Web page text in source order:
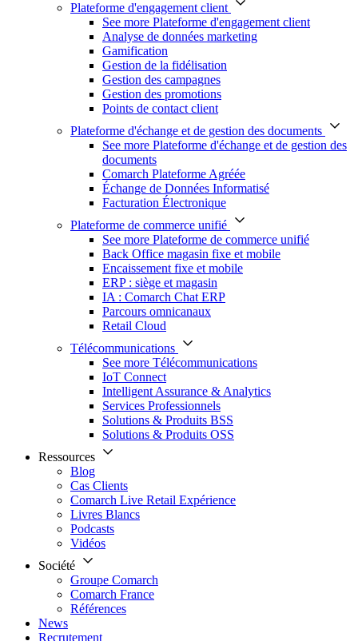
Plateforme d'engagement client
See more Plateforme d'engagement client
Analyse de données marketing
Gamification
Gestion de la fidélisation
Gestion des campagnes
Gestion des promotions
Points de contact client
Plateforme d'échange et de gestion des documents
See more Plateforme d'échange et de gestion des
documents
Comarch Plateforme Agréée
Échange de Données Informatisé
Facturation Électronique
Plateforme de commerce unifié
See more Plateforme de commerce unifié
Back Office magasin fixe et mobile
Encaissement fixe et mobile
ERP : siège et magasin
IA : Comarch Chat ERP
Parcours omnicanaux
Retail Cloud
Télécommunications
See more Télécommunications
IoT Connect
Intelligent Assurance & Analytics
Services Professionnels
Solutions & Produits BSS
Solutions & Produits OSS
Ressources
Blog
Cas Clients
Comarch Live Retail Expérience
Livres Blancs
Podcasts
Vidéos
Société
Groupe Comarch
Comarch France
Références
News
Recrutement